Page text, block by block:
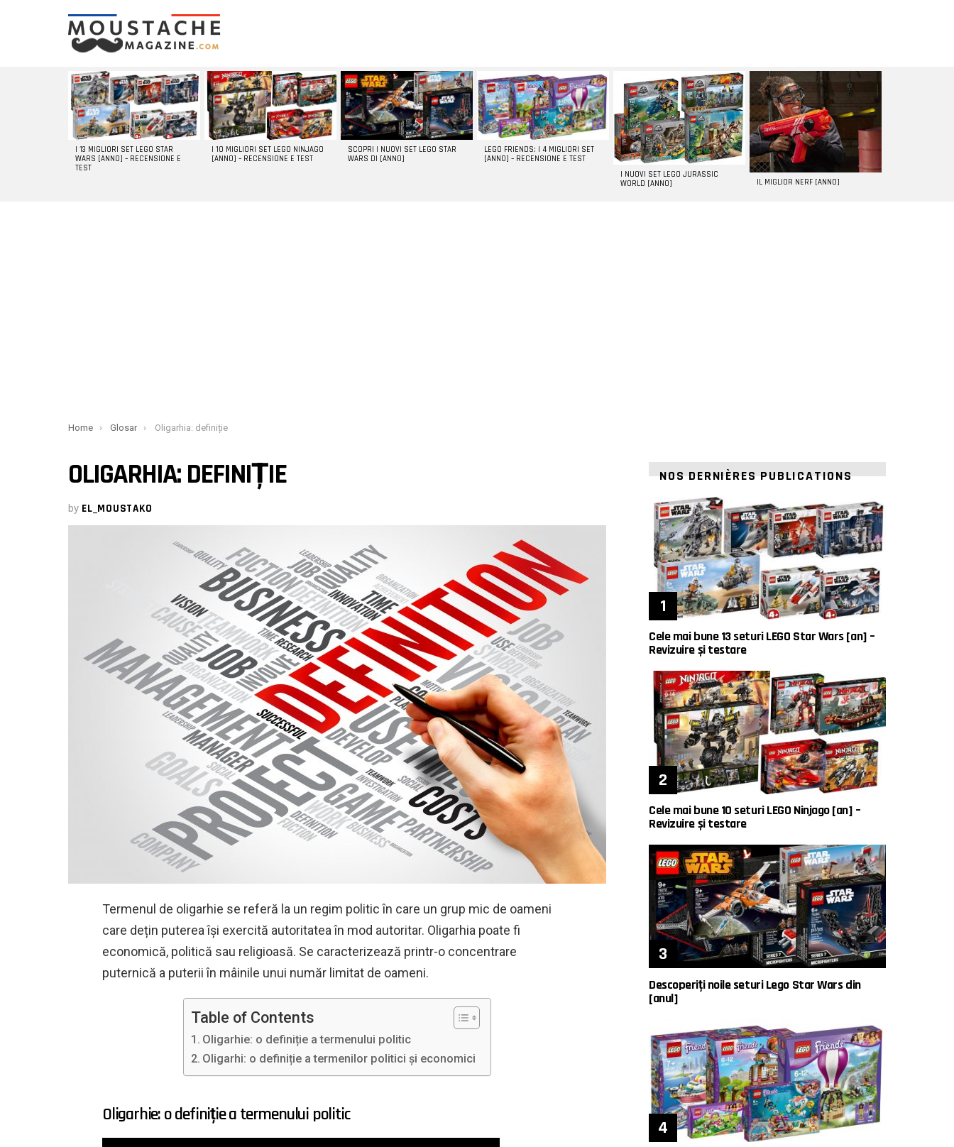
LATEST
STORIES
I 13 MIGLIORI SET LEGO STAR
WARS [ANNO] – RECENSIONE E
TEST
I 10 MIGLIORI SET LEGO NINJAGO
[ANNO] – RECENSIONE E TEST
SCOPRI I NUOVI SET LEGO STAR
WARS DI [ANNO]
LEGO FRIENDS: I 4 MIGLIORI SET
[ANNO] – RECENSIONE E TEST
I NUOVI SET LEGO JURASSIC
WORLD [ANNO]
IL MIGLIOR NERF [ANNO]
You are here:
Home Glosar Oligarhia: definiție
OLIGARHIA: DEFINIȚIE
by EL_MOUSTAKO
Termenul de oligarhie se referă la un regim politic în care un grup mic de oameni
care dețin puterea își exercită autoritatea în mod autoritar. Oligarhia poate fi
economică, politică sau religioasă. Se caracterizează printr-o concentrare
puternică a puterii în mâinile unui număr limitat de oameni.
Table of Contents
Oligarhie: o definiție a termenului politic
Oligarhi: o definiție a termenilor politici și economici
Oligarhie: o definiție a termenului politic
NOS DERNIÈRES PUBLICATIONS
Cele mai bune 13 seturi LEGO Star Wars [an] –
Revizuire și testare
Cele mai bune 10 seturi LEGO Ninjago [an] –
Revizuire și testare
Descoperiți noile seturi Lego Star Wars din
[anul]